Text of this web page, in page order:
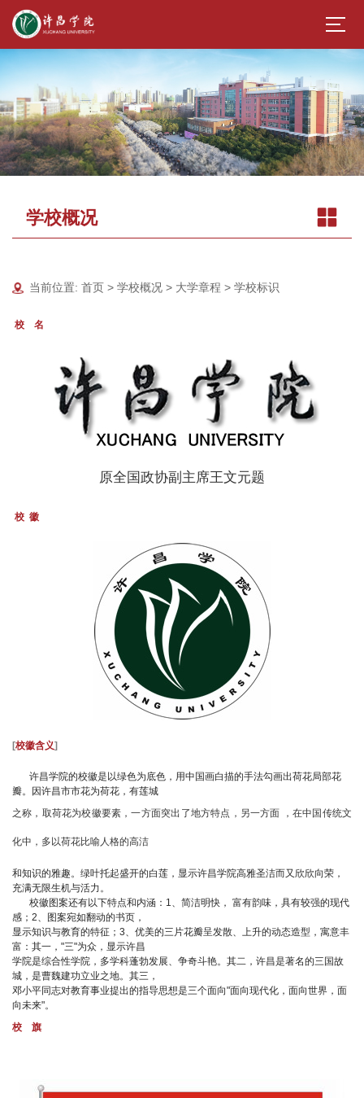
学校概况
当前位置:首页 >学校概况 > 大学章程 >学校标识
校 名
原全国政协副主席王文元题
校 徽
[校徽含义]
许昌学院的校徽是以绿色为底色，用中国画白描的手法勾画出荷花局部花
瓣。因许昌市市花为荷花，有莲城
之称，取荷花为校徽要素，一方面突出了地方特点，另一方面 ，在中国传统文
化中，多以荷花比喻人格的高洁
和知识的雅趣。绿叶托起盛开的白莲，显示许昌学院高雅圣洁而又欣欣向荣，
充满无限生机与活力。
校徽图案还有以下特点和内涵：1、简洁明快， 富有韵味，具有较强的现代
感；2、图案宛如翻动的书页，
显示知识与教育的特征；3、优美的三片花瓣呈发散、上升的动态造型，寓意丰
富：其一，"三"为众，显示许昌
学院是综合性学院，多学科蓬勃发展、争奇斗艳。其二，许昌是著名的三国故
城，是曹魏建功立业之地。其三，
邓小平同志对教育事业提出的指导思想是三个面向"面向现代化，面向世界，面
向未来"。
校 旗